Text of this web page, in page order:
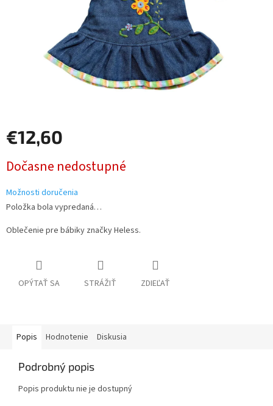
€12,60
cena:
Dočasne nedostupné
Možnosti doručenia
Položka bola vypredaná…
Oblečenie pre bábiky značky Heless.
OPÝTAŤ SA STRÁŽIŤ ZDIEĽAŤ
Popis Hodnotenie Diskusia
Podrobný popis
Popis produktu nie je dostupný